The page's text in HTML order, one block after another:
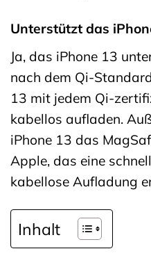
Unterstützt das
Ja, das iPhone 13
nach dem Qi-
13 mit jedem Qi-
kabellos aufladen.
iPhone 13 das
Apple, das eine
kabellose Aufladung
Inhalt